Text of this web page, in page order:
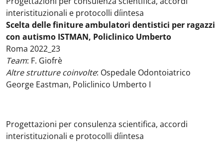
interistituzionali e protocolli díintesa
Scelta delle finiture ambulatori dentistici per ragazzi
con autismo ISTMAN, Policlinico Umberto
Roma 2022_23
Team: F. Giofrè
Altre strutture coinvolte: Ospedale Odontoiatrico
George Eastman, Policlinico Umberto I
Progettazioni per consulenza scientifica, accordi
interistituzionali e protocolli díintesa